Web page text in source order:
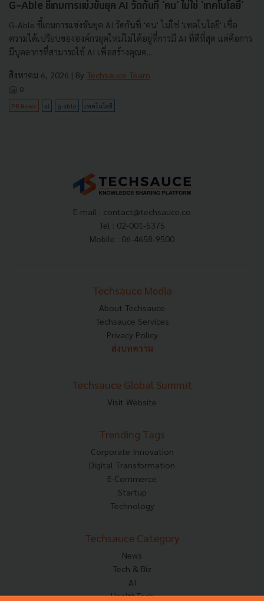
G-Able ชี้เกมการแข่งขันยุค AI วัดกันที่ 'คน' ไม่ใช่ 'เทคโนโลยี'
G-Able ชี้เกมการแข่งขันยุค AI วัดกันที่ 'คน' ไม่ใช่ 'เทคโนโลยี' เชื่อ
ความได้เปรียบขององค์กรยุคใหม่ไม่ได้อยู่ที่การมี AI ที่ดีที่สุด แต่คือการ
มีบุคลากรที่สามารถใช้ AI เพื่อสร้างคุณค...
สิงหาคม 6, 2026 | By Techsauce Team
0
PR News ai g-able เทคโนโลยี
E-mail : contact@techsauce.co
Tel : 02-001-5375
Mobile : 06-4658-9500
Techsauce Media
About Techsauce
Techsauce Services
Privacy Policy
ส่งบทความ
Techsauce Global Summit
Visit Website
Trending Tags
Corporate Innovation
Digital Transformation
E-Commerce
Startup
Technology
Techsauce Category
News
Tech & Biz
AI
HealthTech